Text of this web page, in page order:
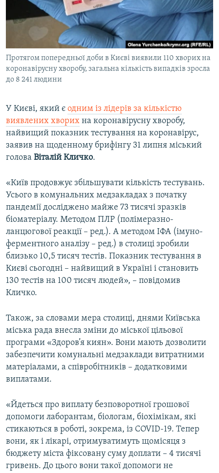
ВІДЕОУРОКИ «ELIFBE»
СВІДЧЕННЯ ОКУПАЦІЇ
УКРАЇНСЬКА ПРОБЛЕМА КРИМУ
ІНФОГРАФІКА
Русский
Qırımtatar
ДОЛУЧАЙСЯ!
Усі сайти RFE/RL
Протягом попередньої доби в Києві виявили 110 хворих на
коронавірусну хворобу, загальна кількість випадків зросла
до 8 241 людини
У Києві, який є одним із лідерів за кількістю
виявлених хворих на коронавірусну хворобу,
найвищий показник тестування на коронавірус,
заявив на щоденному брифінгу 31 липня міський
голова Віталій Кличко.
«Київ продовжує збільшувати кількість тестувань.
Усього в комунальних медзакладах з початку
пандемії досліджено майже 73 тисячі зразків
біоматеріалу. Методом ПЛР (полімеразно-
ланцюгової реакції – ред.). А методом ІФА (імуно-
ферментного аналізу – ред.) в столиці зробили
близько 10,5 тисяч тестів. Показник тестування в
Києві сьогодні – найвищий в Україні і становить
130 тестів на 100 тисяч людей», – повідомив
Кличко.
Також, за словами мера столиці, днями Київська
міська рада внесла зміни до міської цільової
програми «Здоров’я киян». Вони мають дозволити
забезпечити комунальні медзаклади витратними
матеріалами, а співробітників – додатковими
виплатами.​
«Йдеться про виплату безповоротної грошової
допомоги лаборантам, біологам, біохімікам, які
стикаються в роботі, зокрема, із COVID-19. Тепер
вони, як і лікарі, отримуватимуть щомісяця з
бюджету міста фіксовану суму доплати – 4 тисячі
гривень. До цього вони такої допомоги не